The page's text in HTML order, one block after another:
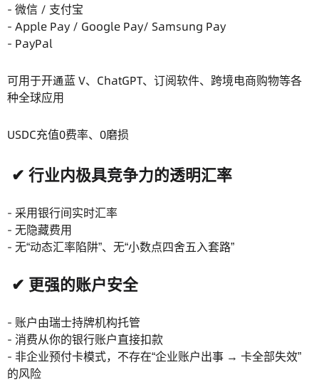
- 微信 / 支付宝
- Apple Pay / Google Pay/ Samsung Pay
- PayPal
可用于开通蓝 V、ChatGPT、订阅软件、跨境电商购物等各
种全球应用
USDC充值0费率、0磨损
✔ 行业内极具竞争力的透明汇率
- 采用银行间实时汇率
- 无隐藏费用
- 无“动态汇率陷阱”、无“小数点四舍五入套路”
✔ 更强的账户安全
- 账户由瑞士持牌机构托管
- 消费从你的银行账户直接扣款
- 非企业预付卡模式，不存在“企业账户出事 → 卡全部失效”
的风险